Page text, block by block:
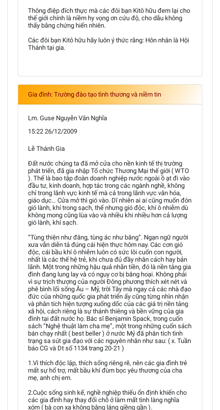
Thông điệp đích thực mà các đôi bạn Kitô hữu đem lại cho
thế giới chính là niềm hy vọng ơn cứu độ, cho dẫu không
thấy bằng chứng hiển nhiên.
Các đôi bạn Kitô hữu hãy luôn ý thức rằng: Hôn nhân là Hội
Thánh tại gia.
Gia đình: Trường đào tạo tình thương và niềm tin
Lm. Guse Nguyễn Văn Nghĩa
15:22 26/12/2009
Lễ Thánh Gia
Đất nước chúng ta đã mở cửa cho nền kinh tế thị trường
phát triển, đã gia nhập Tổ chức Thương Mại thế giới ( WTO
). Thế là bao tập đoàn doanh nghiệp nước ngoài ồ ạt đi vào
đầu tư, kinh doanh, hợp tác trong các ngành nghề, không
chỉ trong lãnh vực kinh tế mà cả trong lãnh vực văn hóa,
giáo dục… Cửa mở thì gió vào. Dĩ nhiên ai ai cũng muốn đón
gió lành, khí trong sạch, thế nhưng gió độc, khí ô nhiễm dù
không mong cũng lùa vào và nhiều khi nhiều hơn cả lượng
gió lành, khí sạch.
“Tùng thiện như đăng, tùng ác như băng”. Ngạn ngữ người
xưa vẫn diễn tả đúng cái hiện thực hôm nay. Các cơn gió
độc, cái bầu khí ô nhiễm luôn có sức lôi cuốn con người,
nhất là các thế hệ trẻ, khi chưa đủ đầy nhân cách hay bản
lãnh. Một trong những hậu quả nhãn tiền, đó là nền tảng gia
đình đang lung lay và có nguy cơ bị băng hoại. Không phải
vì sự trịch thượng của người Đông phương thích xét nét và
phê bình lối sống Âu – Mỷ, trời Tây mà ngay cả các nhà đạo
đức của những quốc gia phát triển ấy cũng từng nhìn nhận
và phân tích hiện tượng xuống dốc của các giá trị nền tảng
xã hội, cách riêng là sự thánh thiêng và bền vững của gia
đình tại đất nước họ. Bác sĩ Benjamin Spack, trong cuốn
sách “Nghệ thuật làm cha mẹ”, một trong những cuốn sách
bán chạy nhất ( best beller ) ở nước Mỷ đã phân tích tình
trạng sa sút gia đạo với các nguyên nhân như sau: ( x. Tuần
báo CG và Dt số 1134 trang 20-21 )
1.Vì thích độc lập, thích sống riêng rẽ, nên các gia đình trẻ
mất sự hổ trợ, mất bầu khí đùm bọc yêu thương của cha
mẹ, anh chị em.
2.Cuộc sống sinh kế, nghề nghiệp thiếu ổn định khiến cho
các gia đình hay thay đổi chỗ ở làm mất tình làng nghĩa
xóm ( bà con xa không bằng láng giềng gần ).